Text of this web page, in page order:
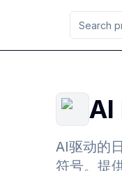
AI
AI驱动的
符号。提